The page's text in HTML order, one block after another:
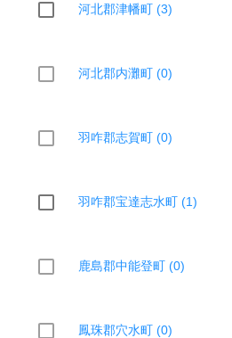
河北郡津幡町 (3)
河北郡内灘町 (0)
羽咋郡志賀町 (0)
羽咋郡宝達志水町 (1)
鹿島郡中能登町 (0)
鳳珠郡穴水町 (0)